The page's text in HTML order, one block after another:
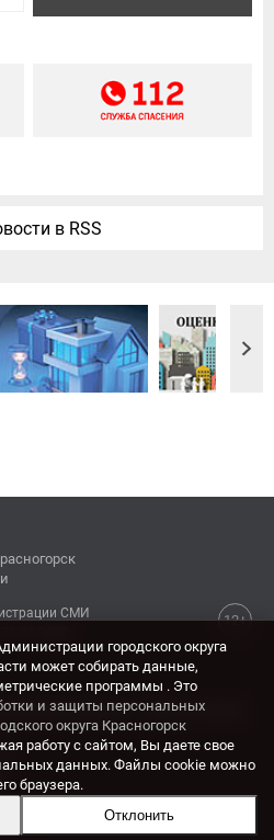
в RSS
12+
СМИ
область, г. Красногорск,
ADN
городского округа
может собирать данные,
программы . Это
и защиты персональных
округа Красногорск
работу с сайтом, Вы даете свое
данных. Файлы cookie можно
браузера.
Отклонить